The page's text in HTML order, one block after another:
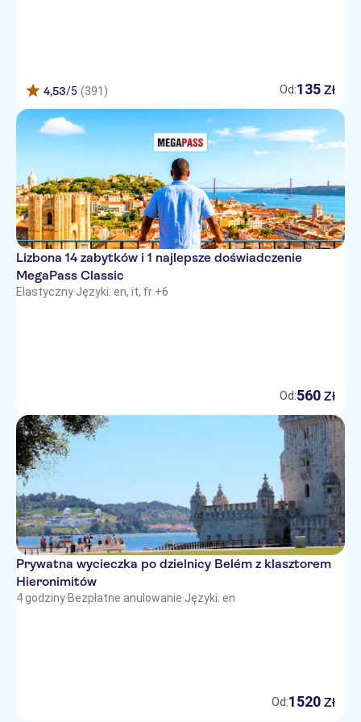
4,53/5 (391) Od:135 Zł
Lizbona 14 zabytków i 1 najlepsze doświadczenie
MegaPass Classic
Elastyczny·Języki: en, it, fr +6
Od:560 Zł
Prywatna wycieczka po dzielnicy Belém z klasztorem
Hieronimitów
4 godziny·Bezpłatne anulowanie·Języki: en
Od:1520 Zł